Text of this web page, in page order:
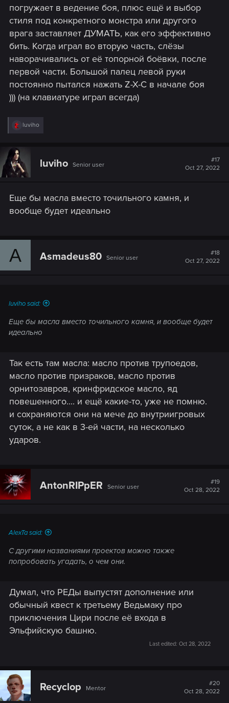
погружает в ведение боя, плюс ещё и выбор
стиля под конкретного монстра или другого
врага заставляет ДУМАТЬ, как его эффективно
бить. Когда играл во вторую часть, слёзы
наворачивались от её топорной боёвки, после
первой части. Большой палец левой руки
постоянно пытался нажать Z-X-C в начале боя
))) (на клавиатуре играл всегда)
R
e
c
i
o
:
luviho
luviho Senior user
#17
Oct 27, 2022
Еще бы масла вместо точильного камня, и
вообще будет идеально
A Asmadeus80 Senior user
#18
Oct 27, 2022
luviho said:
Еще бы масла вместо точильного камня, и вообще будет
идеально
Так есть там масла: масло против трупоедов,
масло против призраков, масло против
орнитозавров, кринфридское масло, яд
повешенного.... и ещё какие-то, уже не помню.
и сохраняются они на мече до внутриигровых
суток, а не как в 3-ей части, на несколько
ударов.
AntonRIPpER Senior user
#19
Oct 28, 2022
AlexTa said:
С другими названиями проектов можно также
попробовать угадать, о чем они.
Думал, что РЕДы выпустят дополнение или
обычный квест к третьему Ведьмаку про
приключения Цири после её входа в
Эльфийскую башню.
Last edited: Oct 28, 2022
Recyclop Mentor
#20
Oct 28, 2022